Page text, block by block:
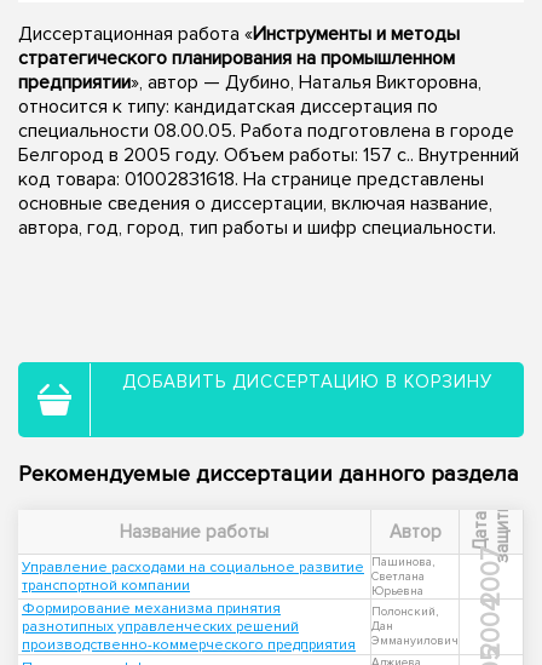
Диссертационная работа «Инструменты и методы
стратегического планирования на промышленном
предприятии», автор — Дубино, Наталья Викторовна,
относится к типу: кандидатская диссертация по
специальности 08.00.05. Работа подготовлена в городе
Белгород в 2005 году. Объем работы: 157 с.. Внутренний
код товара: 01002831618. На странице представлены
основные сведения о диссертации, включая название,
автора, год, город, тип работы и шифр специальности.
ДОБАВИТЬ ДИССЕРТАЦИЮ В КОРЗИНУ
Рекомендуемые диссертации данного раздела
Название работы Автор Д
а
т
а
з
а
щ
и
т ы
Управление расходами на социальное развитие
транспортной компании
Пашинова,
Светлана
Юрьевна
2007
Формирование механизма принятия
разнотипных управленческих решений
производственно-коммерческого предприятия
Полонский,
Дан
Эммануилович
2004